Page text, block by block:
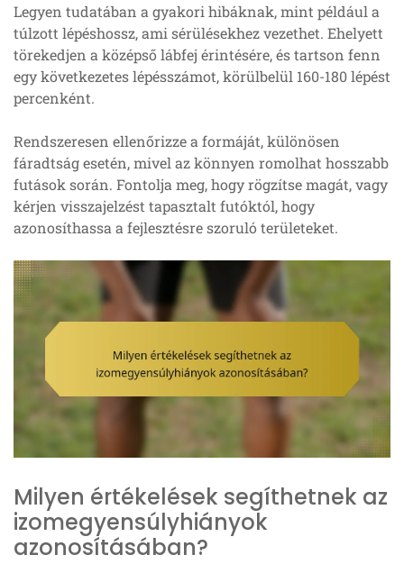
Legyen tudatában a gyakori hibáknak, mint például a
túlzott lépéshossz, ami sérülésekhez vezethet. Ehelyett
törekedjen a középső lábfej érintésére, és tartson fenn
egy következetes lépésszámot, körülbelül 160-180 lépést
percenként.
Rendszeresen ellenőrizze a formáját, különösen
fáradtság esetén, mivel az könnyen romolhat hosszabb
futások során. Fontolja meg, hogy rögzítse magát, vagy
kérjen visszajelzést tapasztalt futóktól, hogy
azonosíthassa a fejlesztésre szoruló területeket.
Milyen értékelések segíthetnek az
izomegyensúlyhiányok
azonosításában?